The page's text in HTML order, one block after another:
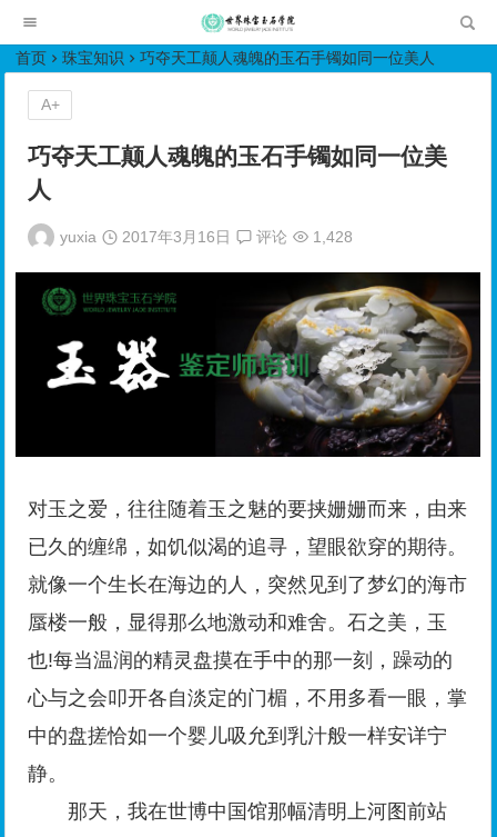
首页 珠宝知识 巧夺天工颠人魂魄的玉石手镯如同一位美人
巧夺天工颠人魂魄的玉石手镯如同一位美
人
yuxia 2017年3月16日 评论 1,428
对玉之爱，往往随着玉之魅的要挟姗姗而来，由来
已久的缠绵，如饥似渴的追寻，望眼欲穿的期待。
就像一个生长在海边的人，突然见到了梦幻的海市
蜃楼一般，显得那么地激动和难舍。石之美，玉
也!每当温润的精灵盘摸在手中的那一刻，躁动的
心与之会叩开各自淡定的门楣，不用多看一眼，掌
中的盘搓恰如一个婴儿吸允到乳汁般一样安详宁
静。
那天，我在世博中国馆那幅清明上河图前站
A+